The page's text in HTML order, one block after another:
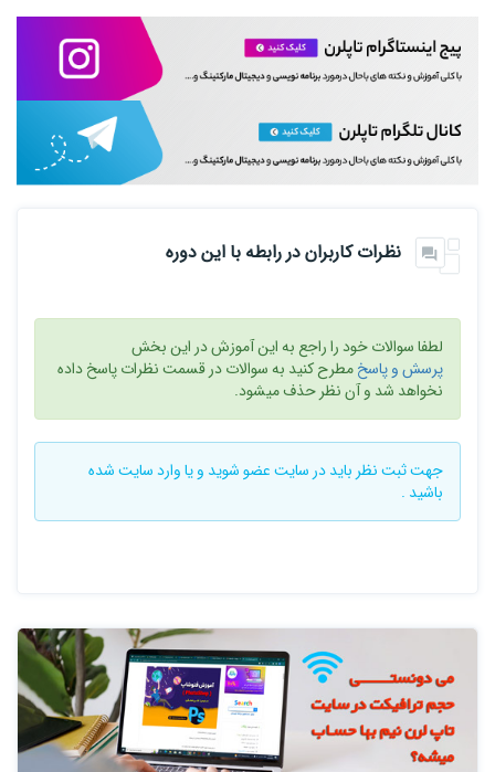
نظرات کاربران در رابطه با این دوره
لطفا سوالات خود را راجع به این آموزش در این بخش
پرسش و پاسخمطرح کنید به سوالات در قسمت نظرات پاسخ داده
نخواهد شد و آن نظر حذف میشود.
جهت ثبت نظر باید در سایتعضو شوید و یاوارد سایتشده
باشید .